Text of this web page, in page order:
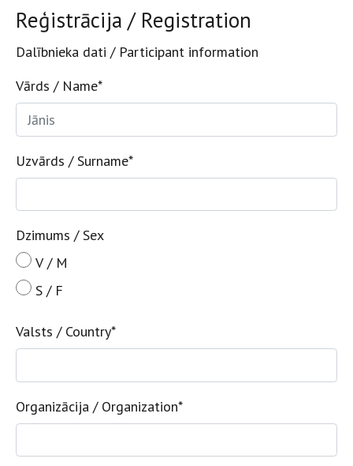
Reģistrācija / Registration
Dalībnieka dati / Participant information
Vārds / Name*
Uzvārds / Surname*
Dzimums / Sex
V / M
S / F
Valsts / Country*
Organizācija / Organization*